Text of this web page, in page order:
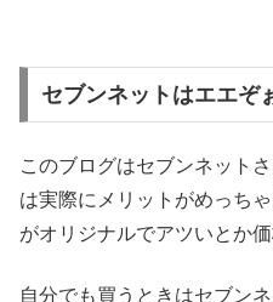
セブンネットはエエぞ
このブログはセブンネット
は実際にメリットがめっち
がオリジナルでアツいとか価
自分でも買うときはセブンネ